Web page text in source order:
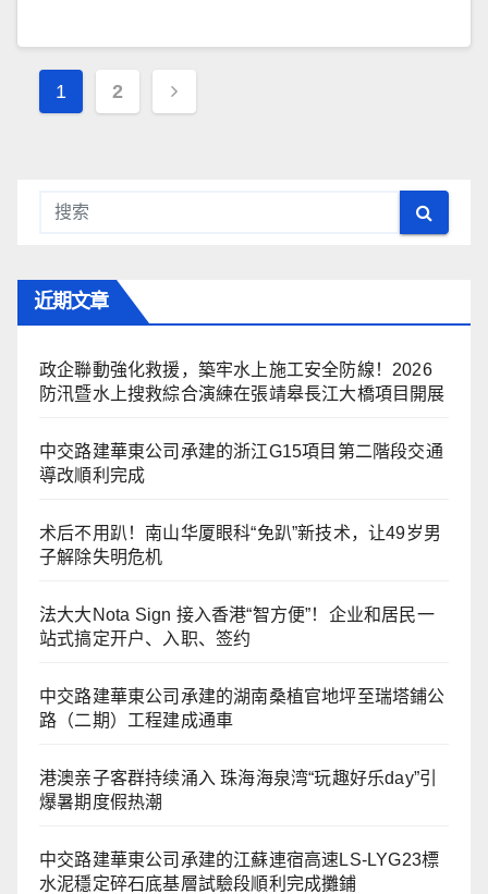
文
航
1 2
近期文章
政企聯動強化救援，築牢水上施工安全防線！2026
防汛暨水上搜救綜合演練在張靖皋長江大橋項目開展
中交路建華東公司承建的浙江G15項目第二階段交通
導改順利完成
术后不用趴！南山华厦眼科“免趴”新技术，让49岁男
子解除失明危机
法大大Nota Sign 接入香港“智方便”！企业和居民一
站式搞定开户、入职、签约
中交路建華東公司承建的湖南桑植官地坪至瑞塔鋪公
路（二期）工程建成通車
港澳亲子客群持续涌入 珠海海泉湾“玩趣好乐day”引
爆暑期度假热潮
中交路建華東公司承建的江蘇連宿高速LS-LYG23標
水泥穩定碎石底基層試驗段順利完成攤鋪